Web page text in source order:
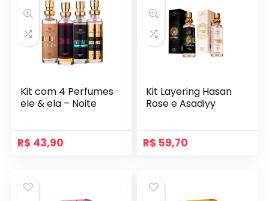
Kit com 4 Perfumes
ele & ela – Noite
R$ 43,90
Kit Layering Hasan
Rose e Asadiyy
R$ 59,70